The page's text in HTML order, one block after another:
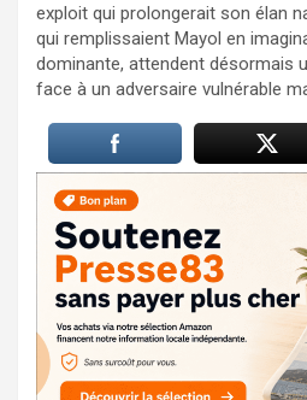
exploit qui prolongerait son élan
qui remplissaient Mayol en
dominante, attendent désormais
face à un adversaire vulnérable